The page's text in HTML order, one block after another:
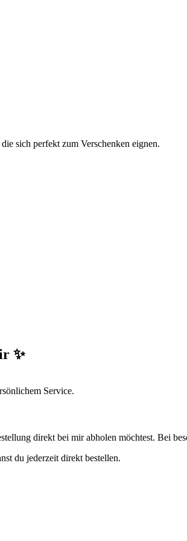
die sich perfekt zum Verschenken eignen.
✨
Service.
direkt bei mir abholen möchtest. Bei
du jederzeit direkt bestellen.